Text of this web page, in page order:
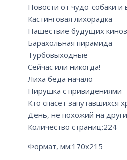
Новости от чудо-собаки и
Кастинговая лихорадка
Нашествие будущих
Барахольная пирамида
Турбовыходные
Сейчас или никогда!
Лиха беда начало
Пирушка с привидениями
Кто спасёт запутавшихся
День, не похожий на
Количество страниц:224
Формат, мм:170х215